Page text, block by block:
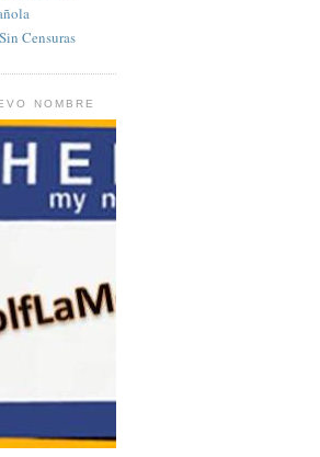
Censuras
NOMBRE